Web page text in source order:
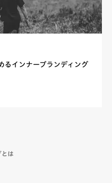
るインナーブランディング
とは